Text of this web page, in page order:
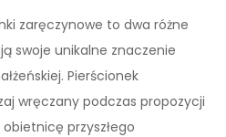
zaręczynowe to dwa różne
swoje unikalne znaczenie
Pierścionek
wręczany podczas propozycji
przyszłego